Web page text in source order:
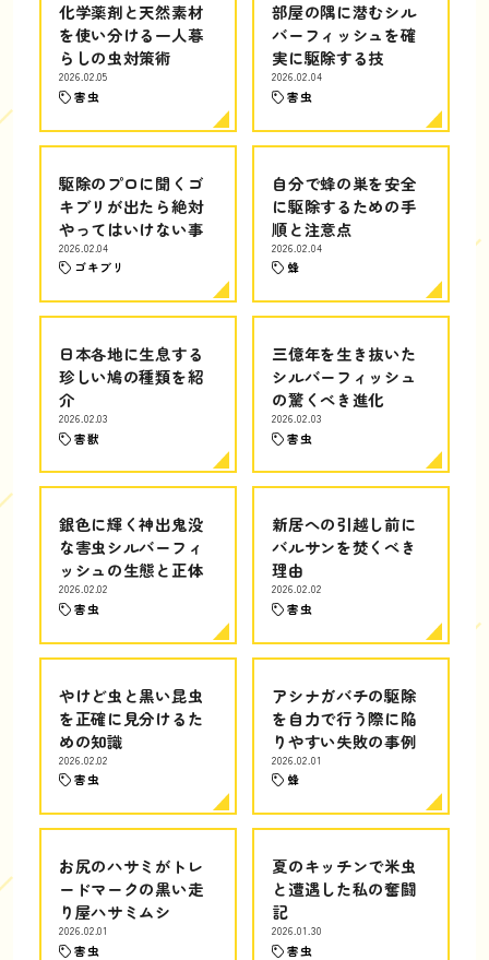
化学薬剤と天然素材
を使い分ける一人暮
らしの虫対策術
2026.02.05
害虫
部屋の隅に潜むシル
バーフィッシュを確
実に駆除する技
2026.02.04
害虫
駆除のプロに聞くゴ
キブリが出たら絶対
やってはいけない事
2026.02.04
ゴキブリ
自分で蜂の巣を安全
に駆除するための手
順と注意点
2026.02.04
蜂
日本各地に生息する
珍しい鳩の種類を紹
介
2026.02.03
害獣
三億年を生き抜いた
シルバーフィッシュ
の驚くべき進化
2026.02.03
害虫
銀色に輝く神出鬼没
な害虫シルバーフィ
ッシュの生態と正体
2026.02.02
害虫
新居への引越し前に
バルサンを焚くべき
理由
2026.02.02
害虫
やけど虫と黒い昆虫
を正確に見分けるた
めの知識
2026.02.02
害虫
アシナガバチの駆除
を自力で行う際に陥
りやすい失敗の事例
2026.02.01
蜂
お尻のハサミがトレ
ードマークの黒い走
り屋ハサミムシ
2026.02.01
害虫
夏のキッチンで米虫
と遭遇した私の奮闘
記
2026.01.30
害虫